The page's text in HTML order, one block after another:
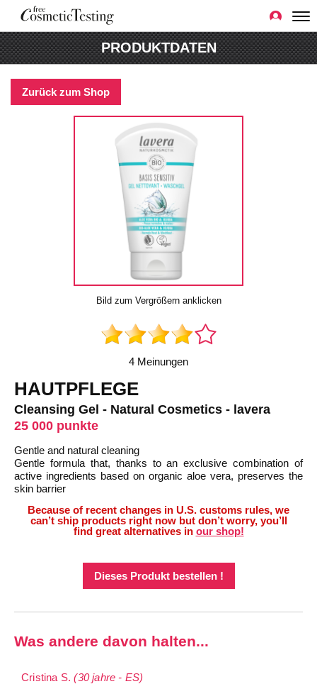
PRODUKTDATEN
Zurück zum Shop
Bild zum Vergrößern anklicken
4 Meinungen
HAUTPFLEGE
Cleansing Gel - Natural Cosmetics - lavera
25 000 punkte
Gentle and natural cleaning
Gentle formula that, thanks to an exclusive combination of
active ingredients based on organic aloe vera, preserves the
skin barrier
Because of recent changes in U.S. customs rules, we
can’t ship products right now but don’t worry, you’ll
find great alternatives in our shop!
Dieses Produkt bestellen !
Was andere davon halten...
Cristina S.(30 jahre - ES)